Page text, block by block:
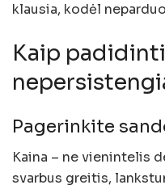
klausia, kodėl
Kaip
Pagerinkite
Kaina – ne vienintelis
svarbus greitis,